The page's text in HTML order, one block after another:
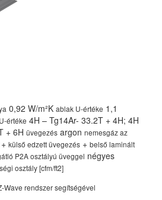
0,92 W/m²K ablak U-értéke 1,1
értéke 4H – Tg14Ar- 33.2T + 4H; 4H
+ 6H üvegezés argon nemesgáz az
+ külső edzett üvegezés + belső laminált
P2A osztályú üveggel négyes
osztály [cfm/ft2]
Wave rendszer segítségével